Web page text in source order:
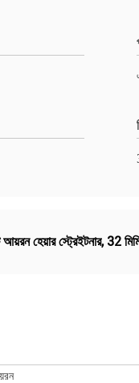
আয়রন হেয়ার স্ট্রেইটনার, 32